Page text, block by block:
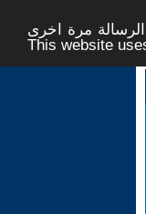
مرة اخرى -
This website